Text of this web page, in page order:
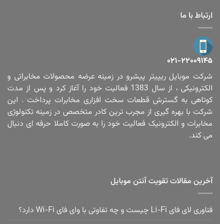
ارتباط با ما
۰۲۱-۲۲۰۰۹۱۴۵
شرکت موبایل ریپیتر پیشرو در زمینه عرضه محصولات مخابراتی و
الکترونیکی ، از سال 1383 فعالیت خود را آغاز کرد و پس از مدت
کوتاهی به گسترش قطعات سخت افزاری مخابرات پرداخت . این
شرکت با بهره گیری از مجرب ترین کادر متخصص در زمینه تکنولوژی
مخابرات و الکترونیک فعالیت خود را به صورت کاملا حرفه ای دنبال
می کند.
آخرین مقالات تقویت آنتن موبایل
فناوری لای فای Li-Fi چیست و چه تفاوتی با وای فای Wi-Fi دارد؟